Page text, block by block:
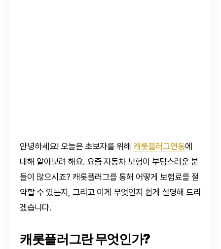
안녕하세요! 오늘은 초보자를 위해 캐롯플러그연동에
대해 알아보려 해요. 요즘 자동차 보험이 부담스러운 분
들이 많으시죠? 캐롯플러그를 통해 어떻게 보험료를 절
약할 수 있는지, 그리고 이게 무엇인지 쉽게 설명해 드리
겠습니다.
캐롯플러그란 무엇인가?